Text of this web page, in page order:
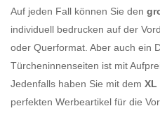
Auf jeden Fall können Sie den
individuell bedrucken auf der
oder Querformat. Aber auch ein
Türcheninnenseiten ist mit
Jedenfalls haben Sie mit dem XL
perfekten Werbeartikel für die